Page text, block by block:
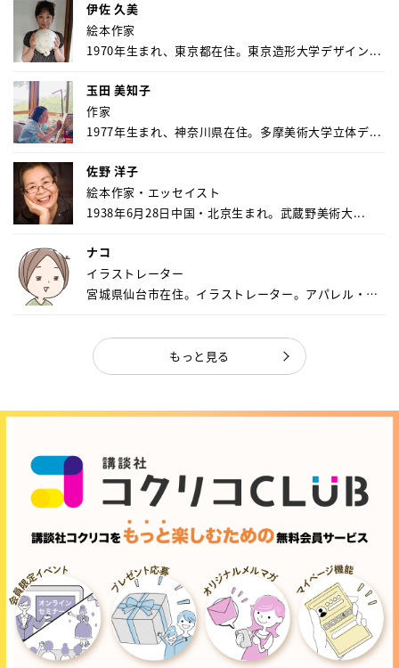
伊佐 久美
絵本作家
1970年生まれ、東京都在住。東京造形大学デザイン...
玉田 美知子
作家
1977年生まれ、神奈川県在住。多摩美術大学立体デ...
佐野 洋子
絵本作家・エッセイスト
1938年6月28日中国・北京生まれ。武蔵野美術大...
ナコ
イラストレーター
宮城県仙台市在住。イラストレーター。アパレル・キ
もっと見る